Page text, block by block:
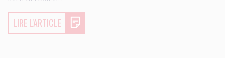
LIRE L'ARTICLE